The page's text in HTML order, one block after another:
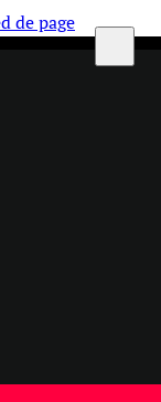
de page